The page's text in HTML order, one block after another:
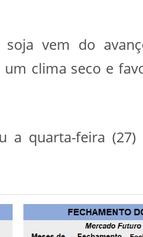
vem do
clima seco e
quarta-feira (27)